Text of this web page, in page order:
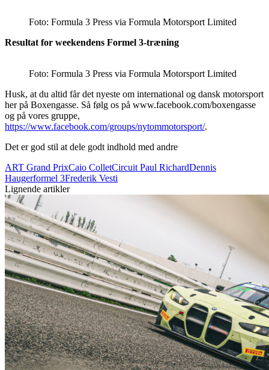
Foto: Formula 3 Press via Formula Motorsport Limited
Resultat for weekendens Formel 3-træning
Foto: Formula 3 Press via Formula Motorsport Limited
Husk, at du altid får det nyeste om international og dansk motorsport
her på Boxengasse. Så følg os på www.facebook.com/boxengasse
og på vores gruppe,
https://www.facebook.com/groups/nytommotorsport/.
Det er god stil at dele godt indhold med andre
ART Grand PrixCaio ColletCircuit Paul RichardDennis
Haugerformel 3Frederik Vesti
Lignende artikler